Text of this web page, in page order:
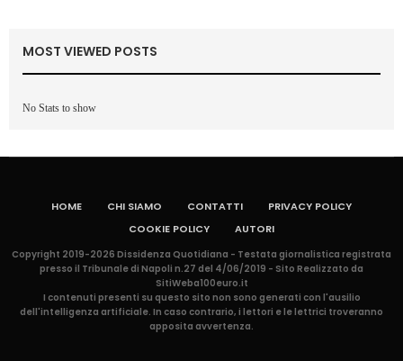
MOST VIEWED POSTS
No Stats to show
HOME CHI SIAMO CONTATTI
PRIVACY POLICY
COOKIE POLICY
AUTORI
Copyright 2019-2026 Dissidenza Quotidiana - Testata giornalistica registrata
presso il Tribunale di Napoli n.27 del 4/06/2019 - Sito Realizzato da
SitiWeba100euro.it
I contenuti presenti su questo sito non sono generati con l'ausilio
dell'intelligenza artificiale. In caso contrario, i lettori e le lettrici troveranno
apposita avvertenza.